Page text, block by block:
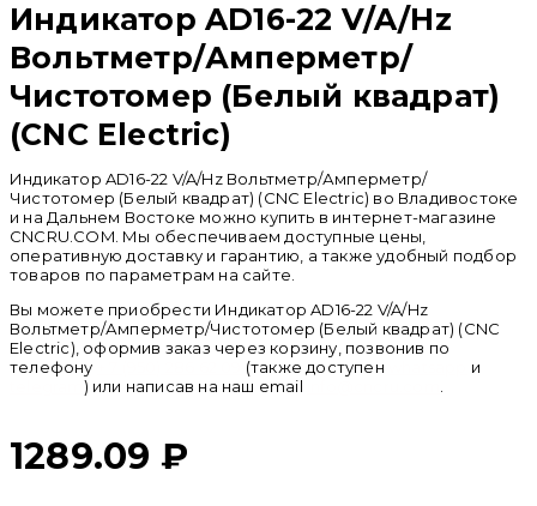
Индикатор AD16-22 V/A/Hz
Вольтметр/Амперметр/
Чистотомер (Белый квадрат)
(CNC Electric)
Индикатор AD16-22 V/A/Hz Вольтметр/Амперметр/
Чистотомер (Белый квадрат) (CNC Electric) во Владивостоке
и на Дальнем Востоке можно купить в интернет-магазине
CNCRU.COM. Мы обеспечиваем доступные цены,
оперативную доставку и гарантию, а также удобный подбор
товаров по параметрам на сайте.
Вы можете приобрести Индикатор AD16-22 V/A/Hz
Вольтметр/Амперметр/Чистотомер (Белый квадрат) (CNC
Electric), оформив заказ через корзину, позвонив по
телефону
(также доступен
и
) или написав на наш email
1289.09 ₽